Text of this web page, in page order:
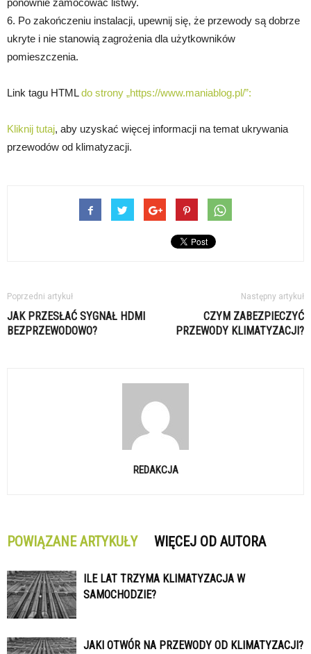
6. Po zakończeniu instalacji, upewnij się, że przewody są dobrze
ukryte i nie stanowią zagrożenia dla użytkowników
pomieszczenia.
Link tagu HTMLdo strony „https://www.maniablog.pl/”:
Kliknij tutaj, aby uzyskać więcej informacji na temat ukrywania
przewodów od klimatyzacji.
Poprzedni artykuł
JAK PRZESŁAĆ SYGNAŁ HDMI
BEZPRZEWODOWO?
Następny artykuł
CZYM ZABEZPIECZYĆ
PRZEWODY KLIMATYZACJI?
REDAKCJA
POWIĄZANE ARTYKUŁY WIĘCEJ OD AUTORA
ILE LAT TRZYMA KLIMATYZACJA W
SAMOCHODZIE?
JAKI OTWÓR NA PRZEWODY OD KLIMATYZACJI?